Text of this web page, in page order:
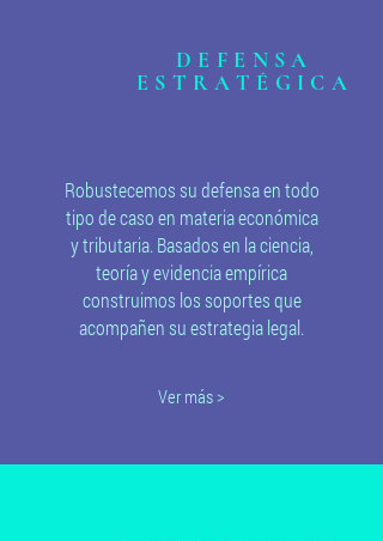
DEFENSA
ESTRATÉGICA
Robustecemos su defensa en todo
tipo de caso en materia económica
y tributaria. Basados en la ciencia,
teoría y evidencia empírica
construimos los soportes que
acompañen su estrategia legal.
Ver más >